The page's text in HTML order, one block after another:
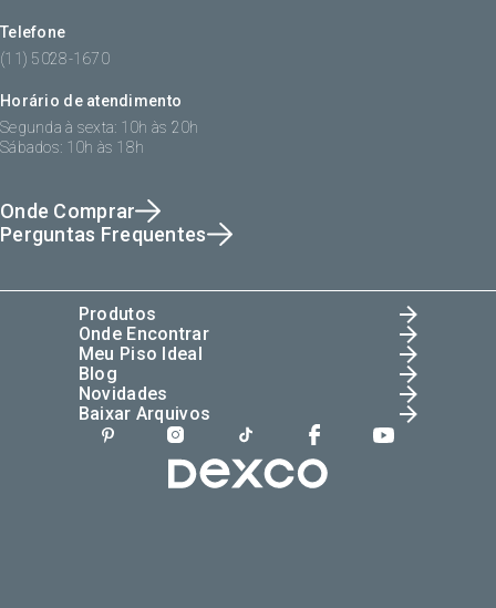
Telefone
(11) 5028-1670
Horário de atendimento
Segunda à sexta: 10h às 20h
Sábados: 10h às 18h
Onde Comprar
Perguntas Frequentes
Produtos
Onde Encontrar
Meu Piso Ideal
Blog
Novidades
Baixar Arquivos